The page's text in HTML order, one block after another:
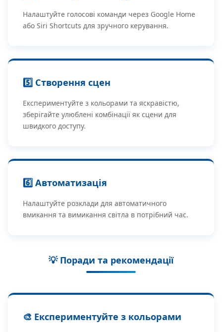
Налаштуйте голосові команди через Google Home
або Siri Shortcuts для зручного керування.
5️⃣ Створення сцен
Експериментуйте з кольорами та яскравістю,
зберігайте улюблені комбінації як сцени для
швидкого доступу.
6️⃣ Автоматизація
Налаштуйте розклади для автоматичного
вмикання та вимикання світла в потрібний час.
💡 Поради та рекомендації
🎨 Експериментуйте з кольорами